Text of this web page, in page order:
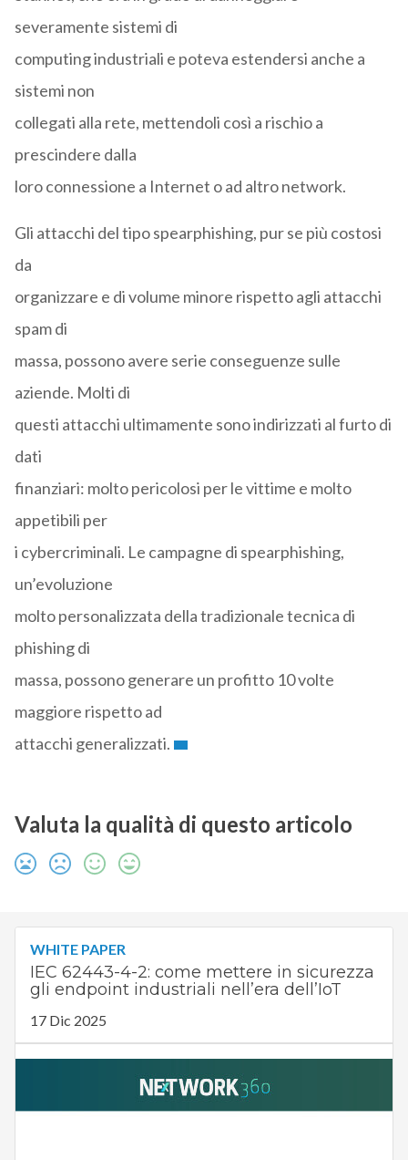
severamente sistemi di
computing industriali e poteva estendersi anche a
sistemi non
collegati alla rete, mettendoli così a rischio a
prescindere dalla
loro connessione a Internet o ad altro network.
Gli attacchi del tipo spearphishing, pur se più costosi
da
organizzare e di volume minore rispetto agli attacchi
spam di
massa, possono avere serie conseguenze sulle
aziende. Molti di
questi attacchi ultimamente sono indirizzati al furto di
dati
finanziari: molto pericolosi per le vittime e molto
appetibili per
i cybercriminali. Le campagne di spearphishing,
un’evoluzione
molto personalizzata della tradizionale tecnica di
phishing di
massa, possono generare un profitto 10 volte
maggiore rispetto ad
attacchi generalizzati.
Valuta la qualità di questo articolo
WHITE PAPER
IEC 62443-4-2: come mettere in sicurezza
gli endpoint industriali nell’era dell’IoT
17 Dic 2025